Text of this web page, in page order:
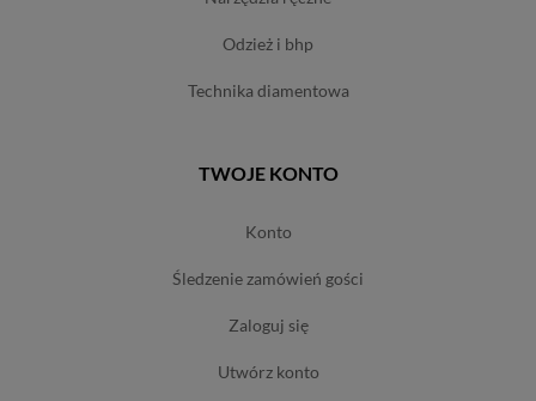
odzież i bhp
technika diamentowa
TWOJE KONTO
konto
śledzenie zamówień gości
zaloguj się
utwórz konto